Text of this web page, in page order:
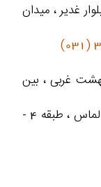
غدیر ، میدان
غربی ، بین
گلزار و ملک ، جنب کوچه 16 ، ساختمان الماس ، طبقه 4 -